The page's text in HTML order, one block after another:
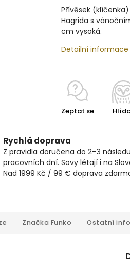
Přívěsek
Hagrida s
cm vysoká.
Detailní informace
Zeptat se
Rychlá doprava
Z pravidla doručena do 2–3
pracovních dní. Sovy létají i na
Nad 1999 Kč / 99 € doprava
Značka Funko Ostatní